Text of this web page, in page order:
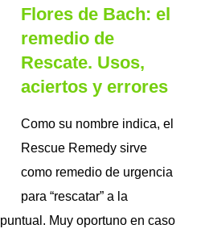
Flores de Bach: el
remedio de
Rescate. Usos,
aciertos y errores
Como su nombre indica, el
Rescue Remedy sirve
como remedio de urgencia
para “rescatar” a la
Muy oportuno en caso